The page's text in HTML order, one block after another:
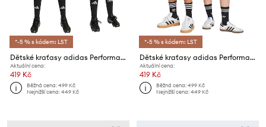
*-5 % s kódem: LST
Dětské kraťasy adidas Performance
Aktuální cena:
419 Kč
Běžná cena:499 Kč
Nejnižší cena:449 Kč
*-5 % s kódem: LST
Dětské kraťasy adidas Performance
Aktuální cena:
419 Kč
Běžná cena:499 Kč
Nejnižší cena:449 Kč